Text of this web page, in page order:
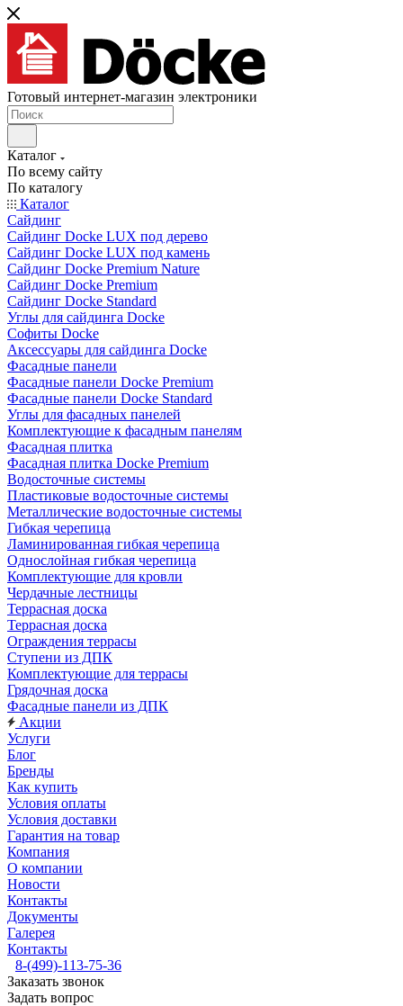
Готовый интернет-магазин электроники
Каталог
По всему сайту
По каталогу
Каталог
Сайдинг
Сайдинг Docke LUX под дерево
Сайдинг Docke LUX под камень
Сайдинг Docke Premium Nature
Сайдинг Docke Premium
Сайдинг Docke Standard
Углы для сайдинга Docke
Софиты Docke
Аксессуары для сайдинга Docke
Фасадные панели
Фасадные панели Docke Premium
Фасадные панели Docke Standard
Углы для фасадных панелей
Комплектующие к фасадным панелям
Фасадная плитка
Фасадная плитка Docke Premium
Водосточные системы
Пластиковые водосточные системы
Металлические водосточные системы
Гибкая черепица
Ламинированная гибкая черепица
Однослойная гибкая черепица
Комплектующие для кровли
Чердачные лестницы
Террасная доска
Террасная доска
Ограждения террасы
Ступени из ДПК
Комплектующие для террасы
Грядочная доска
Фасадные панели из ДПК
Акции
Услуги
Блог
Бренды
Как купить
Условия оплаты
Условия доставки
Гарантия на товар
Компания
О компании
Новости
Контакты
Документы
Галерея
Контакты
8-(499)-113-75-36
Заказать звонок
Задать вопрос